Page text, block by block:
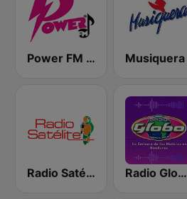
Power FM Honduras Musiquera
Radio Satélite Radio Globo Honduras